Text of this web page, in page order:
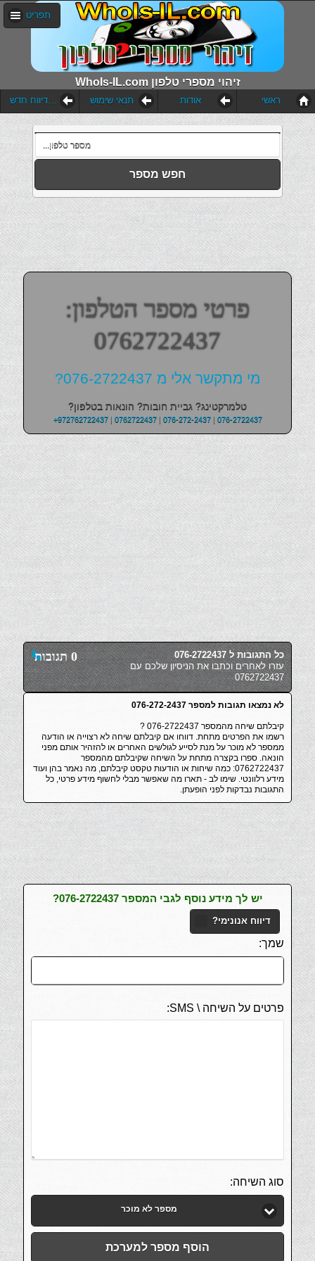
WhoIs-IL.com זיהוי מספרי טלפון
תפריט
הוסף דיווח חדש תנאי שימוש אודות ראשי
חפש מספר
פרטי מספר הטלפון:
0762722437
מי מתקשר אלי מ 076-2722437?
טלמרקטינג? גביית חובות? הונאות בטלפון?
+972762722437| 0762722437| 076-272-2437| 076-2722437
0 תגובות
כל התגובות ל 076-2722437
עזרו לאחרים וכתבו את הניסיון שלכם עם
0762722437
לא נמצאו תגובות למספר 076-272-2437
קיבלתם שיחה מהמספר 076-2722437 ?
רשמו את הפרטים מתחת. דווחו אם קיבלתם שיחה לא רצוייה או הודעה
ממספר לא מוכר על מנת לסייע לגולשים האחרים או להזהיר אותם מפני
הונאה. ספרו בקצרה מתחת על השיחה שקיבלתם מהמספר
0762722437: כמה שיחות או הודעות טקסט קיבלתם, מה נאמר בהן ועוד
מידע רלוונטי. שימו לב - תארו מה שאפשר מבלי לחשוף מידע פרטי, כל
התגובות נבדקות לפני הופעתן.
יש לך מידע נוסף לגבי המספר 076-2722437?
דיווח אנונימי?
שמך:
פרטים על השיחה \ SMS:
סוג השיחה:
מספר לא מוכר
הוסף מספר למערכת